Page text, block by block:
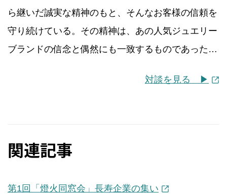
ら継いだ誠実な精神のもと、そんなお客様の信頼を
守り続けている。その精神は、あの人気ジュエリー
ブランドの信念と偶然にも一致するものであった…
対談を見る ▶︎
関連記事
第1回「燈火同窓会」長寿企業の集い